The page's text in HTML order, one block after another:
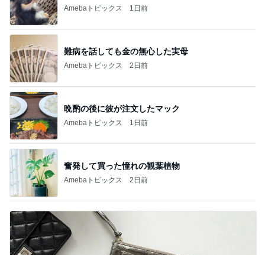
Amebaトピックス 1日前
難病を話しても金の無心した実母
Amebaトピックス 2日前
晩酌の後に彼が注文したマック
Amebaトピックス 1日前
奮発して買った憧れの観葉植物
Amebaトピックス 2日前